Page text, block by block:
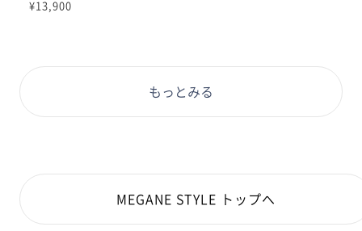
¥13,900
もっとみる
MEGANE STYLE トップへ